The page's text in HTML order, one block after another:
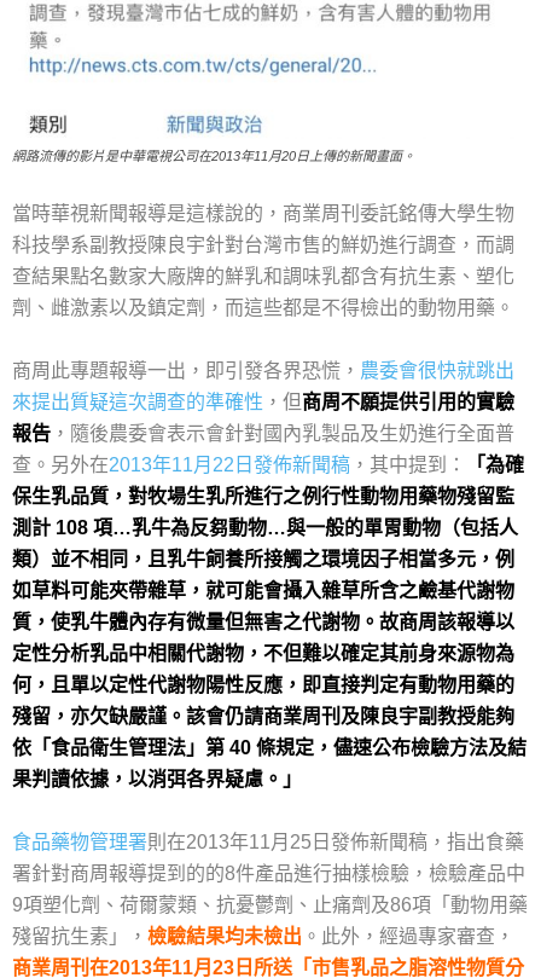
網路流傳的影片是中華電視公司在2013年11月20日上傳的新聞畫面。
當時華視新聞報導是這樣說的，商業周刊委託銘傳大學生物
科技學系副教授陳良宇針對台灣市售的鮮奶進行調查，而調
查結果點名數家大廠牌的鮮乳和調味乳都含有抗生素、塑化
劑、雌激素以及鎮定劑，而這些都是不得檢出的動物用藥。
商周此專題報導一出，即引發各界恐慌， 農委會很快就跳出
來提出質疑這次調查的準確性 ，但商周不願提供引用的實驗
報告 ，隨後農委會表示會針對國內乳製品及生奶進行全面普
查。另外在2013年11月22日發佈新聞稿 ，其中提到： 「為確
保生乳品質，對牧場生乳所進行之例行性動物用藥物殘留監
測計 108 項…乳牛為反芻動物…與一般的單胃動物（包括人
類）並不相同，且乳牛飼養所接觸之環境因子相當多元，例
如草料可能夾帶雜草，就可能會攝入雜草所含之鹼基代謝物
質，使乳牛體內存有微量但無害之代謝物。故商周該報導以
定性分析乳品中相關代謝物，不但難以確定其前身來源物為
何，且單以定性代謝物陽性反應，即直接判定有動物用藥的
殘留，亦欠缺嚴謹。該會仍請商業周刊及陳良宇副教授能夠
依「食品衛生管理法」第 40 條規定，儘速公布檢驗方法及結
果判讀依據，以消弭各界疑慮。」
食品藥物管理署則在2013年11月25日發佈新聞稿，指出食藥
署針對商周報導提到的的8件產品進行抽樣檢驗，檢驗產品中
9項塑化劑、荷爾蒙類、抗憂鬱劑、止痛劑及86項「動物用藥
殘留抗生素」， 檢驗結果均未檢出 。此外，經過專家審查，
商業周刊在2013年11月23日所送「市售乳品之脂溶性物質分